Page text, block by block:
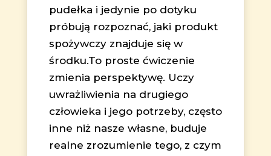
pudełka i jedynie po dotyku
próbują rozpoznać, jaki produkt
spożywczy znajduje się w
środku.To proste ćwiczenie
zmienia perspektywę. Uczy
uwrażliwienia na drugiego
człowieka i jego potrzeby, często
inne niż nasze własne, buduje
realne zrozumienie tego, z czym